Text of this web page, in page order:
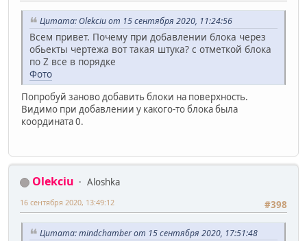
Цитата: Olekciu от 15 сентября 2020, 11:24:56
Всем привет. Почему при добавлении блока через
обьекты чертежа вот такая штука? с отметкой блока
по Z все в порядке
Фото
Попробуй заново добавить блоки на поверхность.
Видимо при добавлении у какого-то блока была
координата 0.
Olekciu
Aloshka
#398
16 сентября 2020, 13:49:12
Цитата: mindchamber от 15 сентября 2020, 17:51:48